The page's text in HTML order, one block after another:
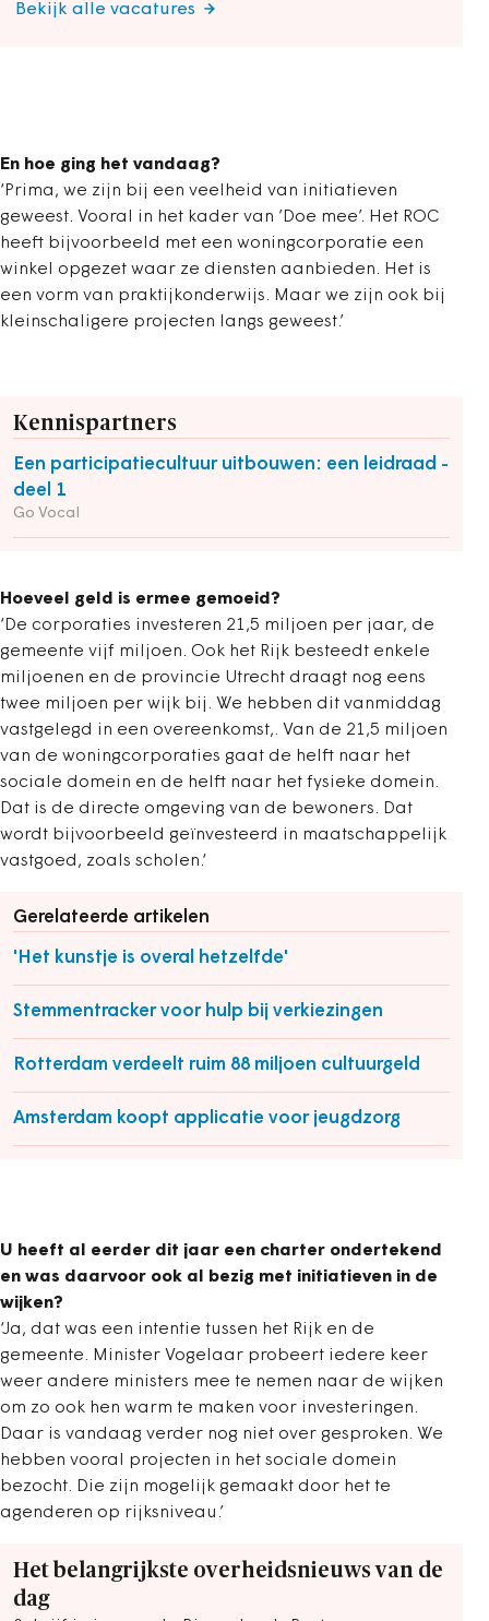
Bekijk alle vacatures
En hoe ging het vandaag?
‘Prima, we zijn bij een veelheid van initiatieven
geweest. Vooral in het kader van ’Doe mee’. Het ROC
heeft bijvoorbeeld met een woningcorporatie een
winkel opgezet waar ze diensten aanbieden. Het is
een vorm van praktijkonderwijs. Maar we zijn ook bij
kleinschaligere projecten langs geweest.’
Kennispartners
Een participatiecultuur uitbouwen: een leidraad -
deel 1
Go Vocal
Hoeveel geld is ermee gemoeid?
‘De corporaties investeren 21,5 miljoen per jaar, de
gemeente vijf miljoen. Ook het Rijk besteedt enkele
miljoenen en de provincie Utrecht draagt nog eens
twee miljoen per wijk bij. We hebben dit vanmiddag
vastgelegd in een overeenkomst,. Van de 21,5 miljoen
van de woningcorporaties gaat de helft naar het
sociale domein en de helft naar het fysieke domein.
Dat is de directe omgeving van de bewoners. Dat
wordt bijvoorbeeld geïnvesteerd in maatschappelijk
vastgoed, zoals scholen.‘
Gerelateerde artikelen
'Het kunstje is overal hetzelfde'
Stemmentracker voor hulp bij verkiezingen
Rotterdam verdeelt ruim 88 miljoen cultuurgeld
Amsterdam koopt applicatie voor jeugdzorg
U heeft al eerder dit jaar een charter ondertekend
en was daarvoor ook al bezig met initiatieven in de
wijken?
‘Ja, dat was een intentie tussen het Rijk en de
gemeente. Minister Vogelaar probeert iedere keer
weer andere ministers mee te nemen naar de wijken
om zo ook hen warm te maken voor investeringen.
Daar is vandaag verder nog niet over gesproken. We
hebben vooral projecten in het sociale domein
bezocht. Die zijn mogelijk gemaakt door het te
agenderen op rijksniveau.’
Het belangrijkste overheidsnieuws van de
dag